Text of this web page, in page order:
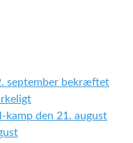
september bekræftet
kamp den 21. august